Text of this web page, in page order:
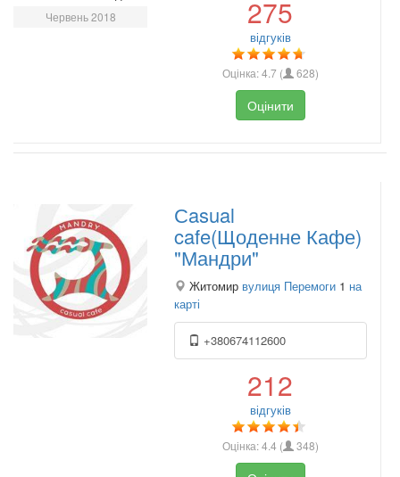
Червень 2018 275
відгуків
Оцінка:4.7 ( 628)
Оцінити
Сasual
cafe(Щоденне Кафе)
"Мандри"
Житомир вулиця Перемоги 1 на
карті
+380674112600
212
відгуків
Оцінка:4.4 ( 348)